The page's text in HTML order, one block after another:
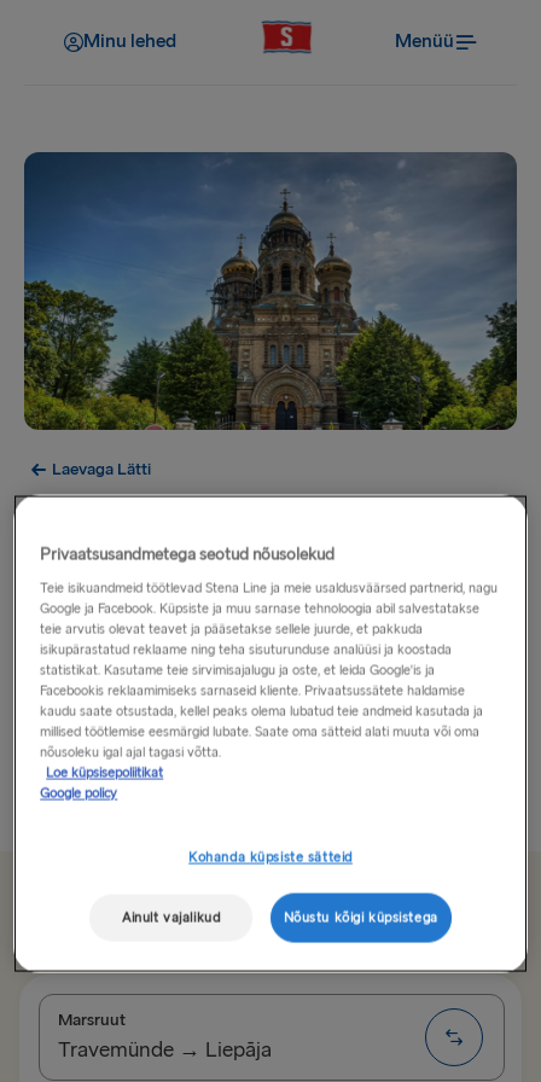
Minu lehed Menüü
Laevaga Lätti
Puhake nagu rokkstaar Liepājas!
Lääne-Lätis Läänemere kaldal asuv Liepāja on riigi
suuruselt kolmas linn, mis on tuntud mitme asja
poolest. Näiteks ranna ja endise militaarsadama
poolest, mis on nüüd elav kaubasadam. Kuid kõige
paremini on see linn tuntud kultuurilise...
Loe rohkem
Alates 135.00€
üheotsapileti eest autole, juhile ja istekohale
Marsruut
Travemünde → Liepāja
Privaatsusandmetega seotud nõusolekud
Teie isikuandmeid töötlevad Stena Line ja meie usaldusväärsed partnerid, nagu
Google ja Facebook. Küpsiste ja muu sarnase tehnoloogia abil salvestatakse
teie arvutis olevat teavet ja pääsetakse sellele juurde, et pakkuda
isikupärastatud reklaame ning teha sisuturunduse analüüsi ja koostada
statistikat. Kasutame teie sirvimisajalugu ja oste, et leida Google'is ja
Facebookis reklaamimiseks sarnaseid kliente. Privaatsussätete haldamise
kaudu saate otsustada, kellel peaks olema lubatud teie andmeid kasutada ja
millised töötlemise eesmärgid lubate. Saate oma sätteid alati muuta või oma
nõusoleku igal ajal tagasi võtta.
Loe küpsisepoliitikat
Google policy
Kohanda küpsiste sätteid
Ainult vajalikud Nõustu kõigi küpsistega